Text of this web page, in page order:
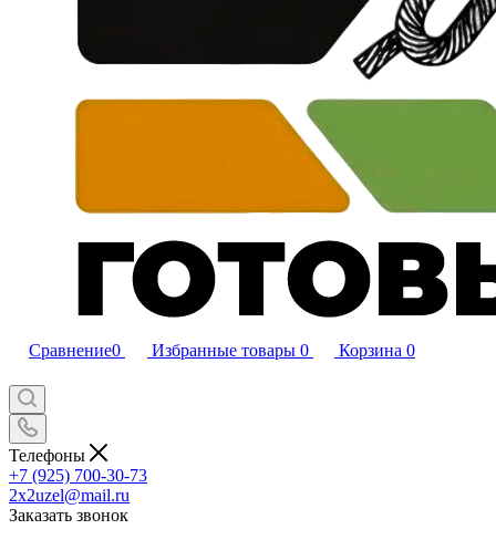
Сравнение0 Избранные товары 0 Корзина 0
Телефоны
+7 (925) 700-30-73
2x2uzel@mail.ru
Заказать звонок